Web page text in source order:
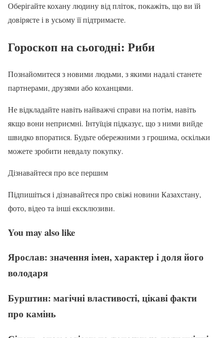
Оберігайте кохану людину від пліток, покажіть, що ви їй
довіряєте і в усьому її підтримаєте.
Гороскоп на сьогодні: Риби
Познайомитеся з новими людьми, з якими надалі станете
партнерами, друзями або коханцями.
Не відкладайте навіть найважчі справи на потім, навіть
якщо вони неприємні. Інтуїція підказує, що з ними вийде
швидко впоратися. Будьте обережними з грошима, оскільки
можете зробити невдалу покупку.
Дізнавайтеся про все першим
Підпишіться і дізнавайтеся про свіжі новини Казахстану,
фото, відео та інші ексклюзиви.
You may also like
Ярослав: значення імен, характер і доля його
володаря
Бурштин: магічні властивості, цікаві факти
про камінь